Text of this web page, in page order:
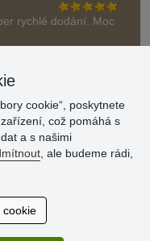
rychlé dodání. Moc
cookie“, poskytnete
což pomáhá s
a s našimi
, ale budeme rádi,
cookie